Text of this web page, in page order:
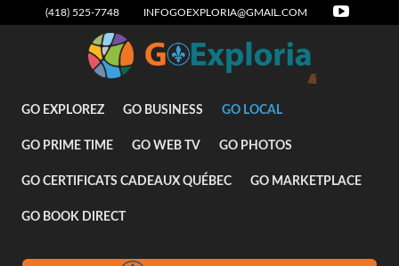
(418) 525-7748 INFOGOEXPLORIA@GMAIL.COM
GO EXPLOREZ GO BUSINESS GO LOCAL
GO PRIME TIME GO WEB TV GO PHOTOS
GO CERTIFICATS CADEAUX QUÉBEC GO MARKETPLACE
GO BOOK DIRECT